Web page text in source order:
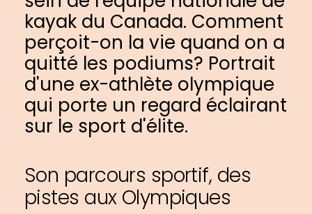
kayak du Canada. Comment
perçoit-on la vie quand on a
quitté les podiums? Portrait
d'une ex-athlète olympique
qui porte un regard éclairant
sur le sport d'élite.
Son parcours sportif, des
pistes aux Olympiques